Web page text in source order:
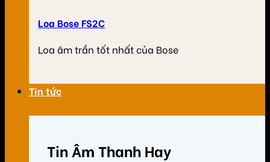
Loa Bose FS2C
Loa âm trần tốt nhất của Bose
Tin tức
Tin Âm Thanh Hay